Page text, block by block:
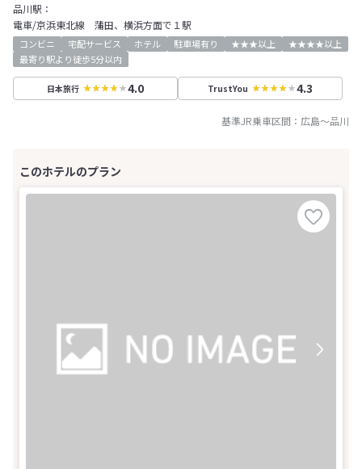
品川駅：
電車/京浜東北線 蒲田、横浜方面で１駅
コンビニ 宅配サービス ホテル 駐車場有り ★★★以上
★★★★以上
最寄り駅より徒歩5分以内
日本旅行 4.0 TrustYou 4.3
基準JR乗車区間： 広島～品川